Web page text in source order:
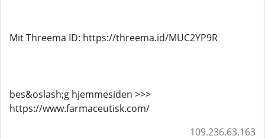
Mit Threema ID: https://threema.id/MUC2YP9R
bes&oslash;g hjemmesiden >>>
https://www.farmaceutisk.com/
109.236.63.163